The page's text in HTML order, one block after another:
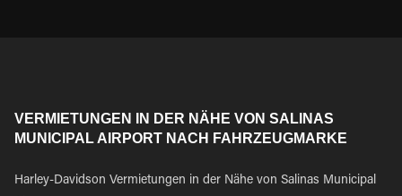
VERMIETUNGEN IN DER NÄHE VON SALINAS
MUNICIPAL AIRPORT NACH FAHRZEUGMARKE
Harley-Davidson Vermietungen in der Nähe von Salinas Municipal